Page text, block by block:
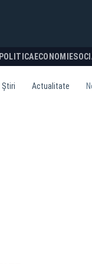
POLITICA ECONOMIE
Știri Actualitate